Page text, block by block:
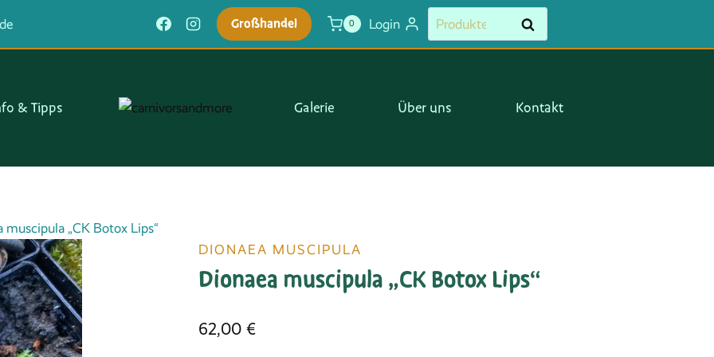
Großhandel 0 Login
Suchen
nach:
Suchen
& Tipps Galerie Über uns Kontakt
muscipula „CK Botox Lips“
DIONAEA MUSCIPULA
Dionaea muscipula „CK Botox Lips“
62,00 €